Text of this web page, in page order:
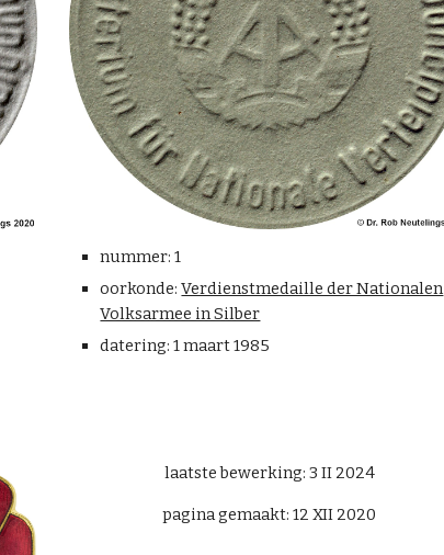
nummer: 1
oorkonde:Verdienstmedaille der Nationalen
Volksarmee in Silber
datering: 1 maart 1985
laatste bewerking: 3 II 2024
pagina gemaakt: 12 XII 2020